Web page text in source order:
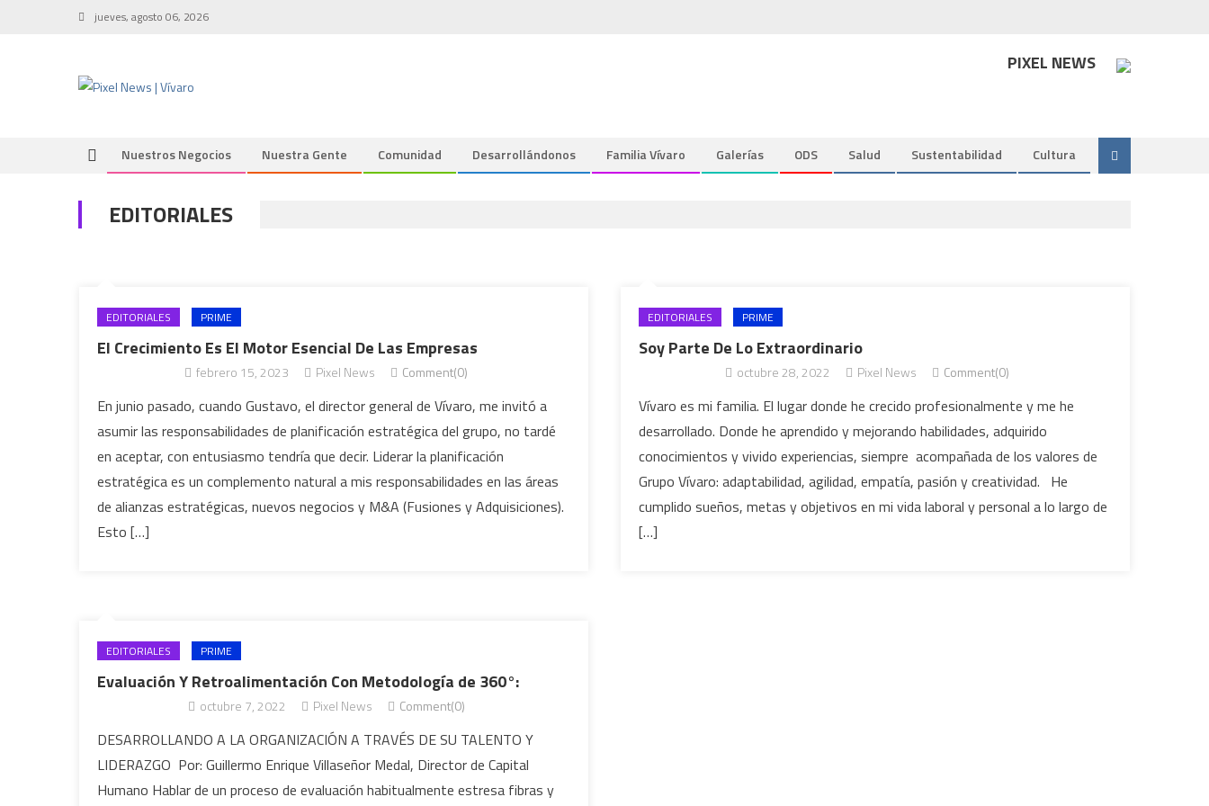
jueves, agosto 06, 2026
PIXEL NEWS
Nuestros Negocios Nuestra Gente Comunidad Desarrollándonos Familia Vívaro Galerías ODS Salud Sustentabilidad Cultura
EDITORIALES
EDITORIALES PRIME
El Crecimiento Es El Motor Esencial De Las Empresas
febrero 15, 2023 Pixel News Comment(0)
En junio pasado, cuando Gustavo, el director general de Vívaro, me invitó a
asumir las responsabilidades de planificación estratégica del grupo, no tardé
en aceptar, con entusiasmo tendría que decir. Liderar la planificación
estratégica es un complemento natural a mis responsabilidades en las áreas
de alianzas estratégicas, nuevos negocios y M&A (Fusiones y Adquisiciones).
Esto […]
EDITORIALES PRIME
Soy Parte De Lo Extraordinario
octubre 28, 2022 Pixel News Comment(0)
Vívaro es mi familia. El lugar donde he crecido profesionalmente y me he
desarrollado. Donde he aprendido y mejorando habilidades, adquirido
conocimientos y vivido experiencias, siempre acompañada de los valores de
Grupo Vívaro: adaptabilidad, agilidad, empatía, pasión y creatividad. He
cumplido sueños, metas y objetivos en mi vida laboral y personal a lo largo de
[…]
EDITORIALES PRIME
Evaluación Y Retroalimentación Con Metodología de 360°:
octubre 7, 2022 Pixel News Comment(0)
DESARROLLANDO A LA ORGANIZACIÓN A TRAVÉS DE SU TALENTO Y
LIDERAZGO Por: Guillermo Enrique Villaseñor Medal, Director de Capital
Humano Hablar de un proceso de evaluación habitualmente estresa fibras y